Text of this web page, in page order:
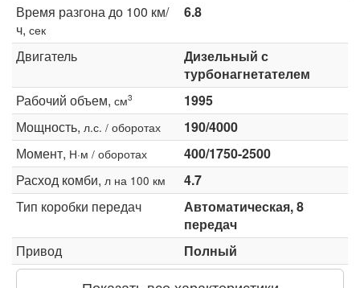
Время разгона до 100 км/
ч, сек
6.8
Двигатель
Дизельный с
турбонагнетателем
Рабочий объем, см3
1995
Мощность, л.с. / оборотах
190/4000
Момент, Н·м / оборотах
400/1750-2500
Расход комби, л на 100 км
4.7
Тип коробки передач
Автоматическая, 8
передач
Привод
Полный